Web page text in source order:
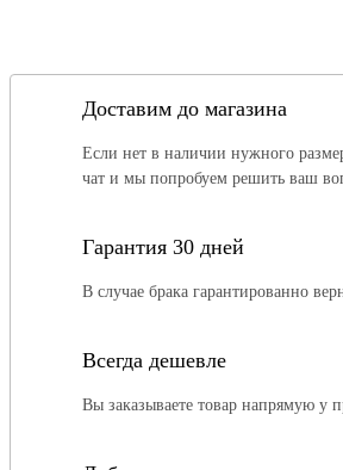
Доставим до магазина
Если нет в наличии нужного
чат и мы попробуем решить ваш
Гарантия 30 дней
В случае брака гарантированно
Всегда дешевле
Вы заказываете товар напрямую у